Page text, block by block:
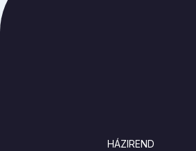
HÁZIREND